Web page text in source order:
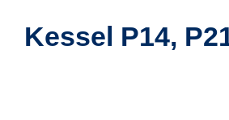
Kessel P14,